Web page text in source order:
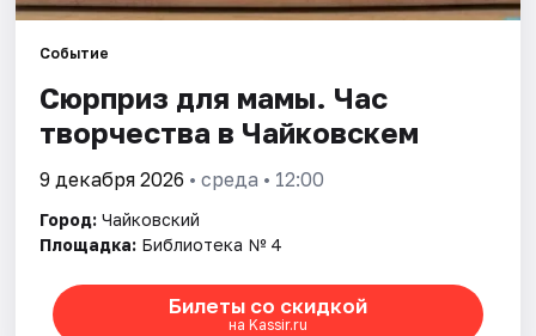
Событие
Сюрприз для мамы. Час
творчества в Чайковскем
9 декабря 2026 • среда • 12:00
Город: Чайковский
Площадка: Библиотека № 4
Билеты со скидкой
на Kassir.ru